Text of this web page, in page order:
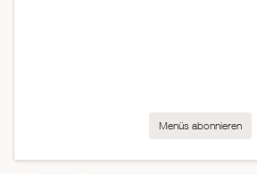
Menüs abonnieren